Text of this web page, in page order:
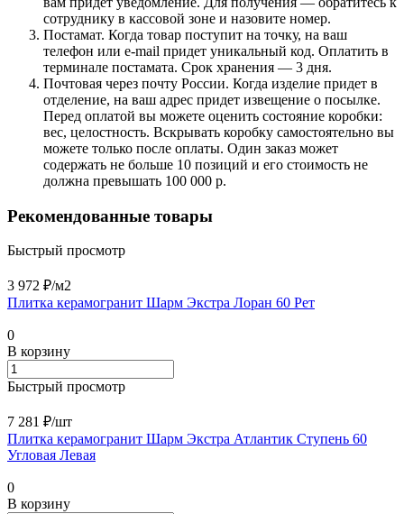
сотруднику в кассовой зоне и назовите номер.
Постамат. Когда товар поступит на точку, на ваш
телефон или e-mail придет уникальный код. Оплатить в
терминале постамата. Срок хранения — 3 дня.
Почтовая через почту России. Когда изделие придет в
отделение, на ваш адрес придет извещение о посылке.
Перед оплатой вы можете оценить состояние коробки:
вес, целостность. Вскрывать коробку самостоятельно вы
можете только после оплаты. Один заказ может
содержать не больше 10 позиций и его стоимость не
должна превышать 100 000 р.
Рекомендованные товары
Быстрый просмотр
3 972 ₽/м2
Плитка керамогранит Шарм Экстра Лоран 60 Рет
0
В корзину
Быстрый просмотр
7 281 ₽/шт
Плитка керамогранит Шарм Экстра Атлантик Ступень 60
Угловая Левая
0
В корзину